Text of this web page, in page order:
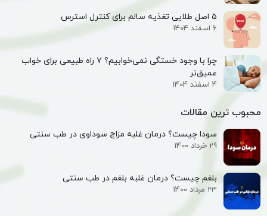
۵ اصل طلایی تغذیه سالم برای کنترل استرس
6 اسفند 1404
چرا با وجود خستگی نمی‌خوابیم؟ ۷ راه طبیعی برای خواب
عمیق‌تر
4 اسفند 1404
محبوب ترین مقالات
سودا چیست؟ درمان غلبه مزاج سوداوی در طب سنتی
29 خرداد 1400
بلغم چیست؟ درمان غلبه بلغم در طب سنتی
23 مرداد 1400